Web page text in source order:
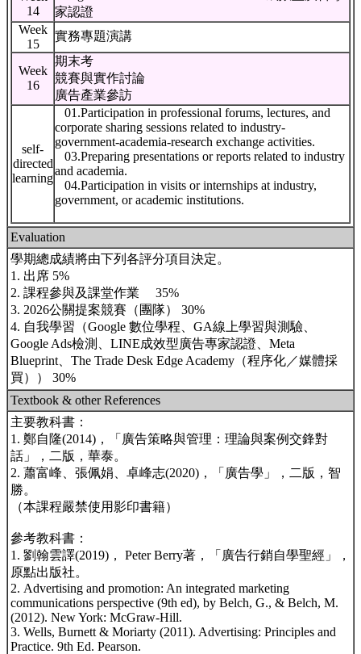
14
家認證
Week
15
實務專題演講
Week
16
期末考
競賽與實作討論
廣告產業參訪
self-
directed
learning
01.Participation in professional forums, lectures, and
corporate sharing sessions related to industry-
government-academia-research exchange activities.
03.Preparing presentations or reports related to industry
and academia.
04.Participation in visits or internships at industry,
government, or academic institutions.
Evaluation
學期總成績將由下列各評分項目決定。
1. 出席 5%
2. 課程參與及課堂作業 35%
3. 2026公關提案競賽（團隊） 30%
4. 自我學習（Google 數位學程、GA線上學習與測驗、
Google Ads檢測、LINE成效型廣告專家認證、Meta
Blueprint、The Trade Desk Edge Academy（程序化／媒體採
買）） 30%
Textbook & other References
主要教科書：
1. 鄭自隆(2014)，「廣告策略與管理：理論與案例交鋒對
話」，二版，華泰。
2. 蕭富峰、張佩娟、卓峰志(2020)，「廣告學」，二版，智
勝。
（本課程嚴禁使用影印書籍）
參考教科書：
1. 劉翰雲譯(2019)， Peter Berry著，「廣告行銷自學聖經」，
原點出版社。
2. Advertising and promotion: An integrated marketing
communications perspective (9th ed), by Belch, G., & Belch, M.
(2012). New York: McGraw-Hill.
3. Wells, Burnett & Moriarty (2011). Advertising: Principles and
Practice. 9th Ed. Pearson.